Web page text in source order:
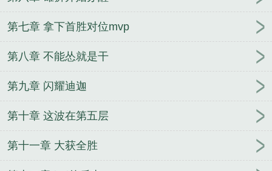
第七章 拿下首胜对位mvp
第八章 不能怂就是干
第九章 闪耀迪迦
第十章 这波在第五层
第十一章 大获全胜